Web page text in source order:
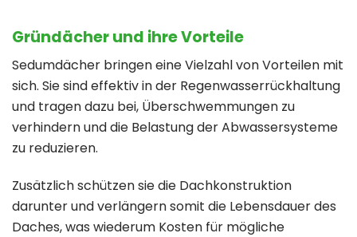
Gründächer und ihre Vorteile
Sedumdächer bringen eine Vielzahl von Vorteilen mit
sich. Sie sind effektiv in der Regenwasserrückhaltung
und tragen dazu bei, Überschwemmungen zu
verhindern und die Belastung der Abwassersysteme
zu reduzieren.
Zusätzlich schützen sie die Dachkonstruktion
darunter und verlängern somit die Lebensdauer des
Daches, was wiederum Kosten für mögliche